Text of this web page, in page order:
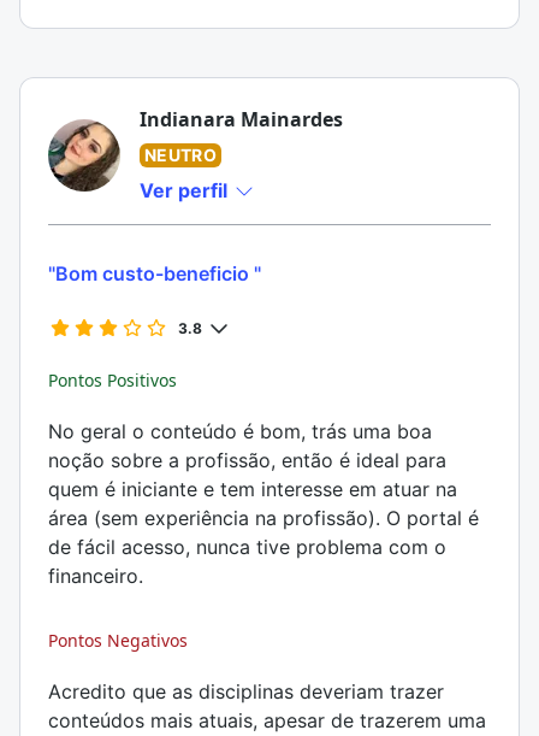
Indianara Mainardes
NEUTRO
Ver perfil
"Bom custo-beneficio "
3.8
Pontos Positivos
No geral o conteúdo é bom, trás uma boa
noção sobre a profissão, então é ideal para
quem é iniciante e tem interesse em atuar na
área (sem experiência na profissão). O portal é
de fácil acesso, nunca tive problema com o
financeiro.
Pontos Negativos
Acredito que as disciplinas deveriam trazer
conteúdos mais atuais, apesar de trazerem uma